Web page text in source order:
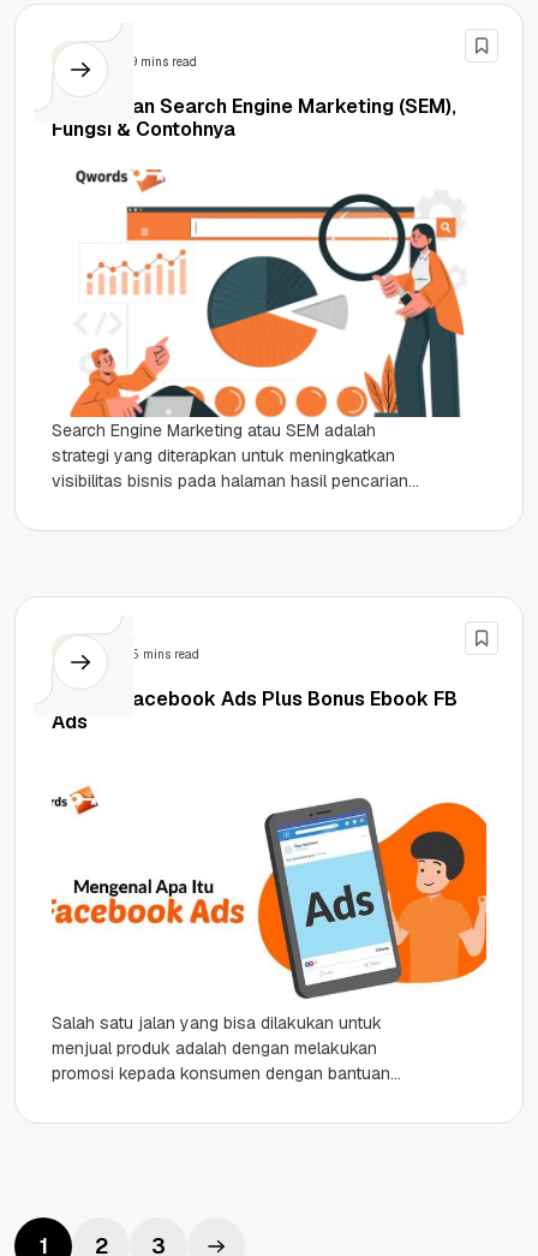
9 mins read
Pengertian Search Engine Marketing (SEM),
Fungsi & Contohnya
Search Engine Marketing atau SEM adalah
strategi yang diterapkan untuk meningkatkan
visibilitas bisnis pada halaman hasil pencarian
kerjanya sederhana, kamu...
5 mins read
Apa Itu Facebook Ads Plus Bonus Ebook FB
Ads
Salah satu jalan yang bisa dilakukan untuk
menjual produk adalah dengan melakukan
promosi kepada konsumen dengan bantuan
apa itu...
1 2 3